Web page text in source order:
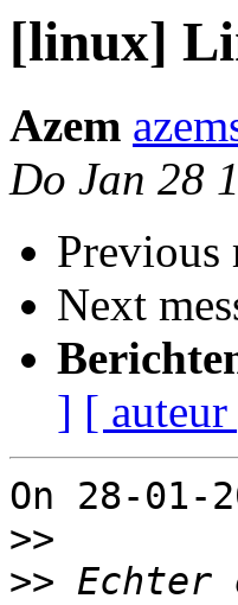
[linux]
Azem
Do Jan 28
Previous
Next
] [
On 28-
>>
>> Echter